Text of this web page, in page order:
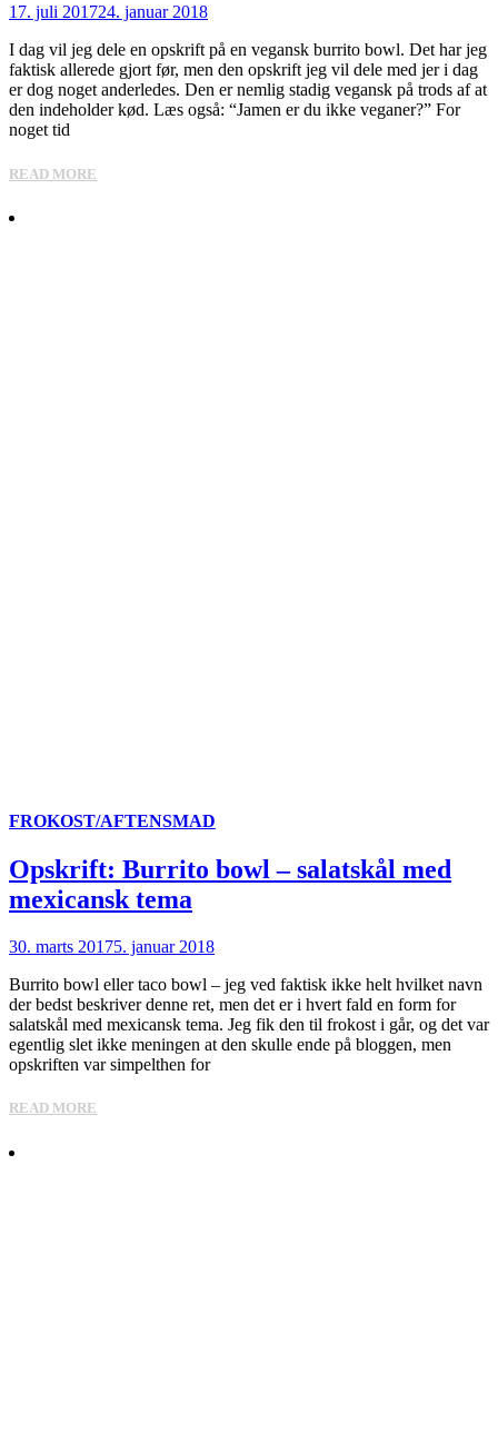
17. juli 201724. januar 2018
I dag vil jeg dele en opskrift på en vegansk burrito bowl. Det har jeg
faktisk allerede gjort før, men den opskrift jeg vil dele med jer i dag
er dog noget anderledes. Den er nemlig stadig vegansk på trods af at
den indeholder kød. Læs også: “Jamen er du ikke veganer?” For
noget tid
READ MORE
FROKOST/AFTENSMAD
Opskrift: Burrito bowl – salatskål med
mexicansk tema
30. marts 20175. januar 2018
Burrito bowl eller taco bowl – jeg ved faktisk ikke helt hvilket navn
der bedst beskriver denne ret, men det er i hvert fald en form for
salatskål med mexicansk tema. Jeg fik den til frokost i går, og det var
egentlig slet ikke meningen at den skulle ende på bloggen, men
opskriften var simpelthen for
READ MORE